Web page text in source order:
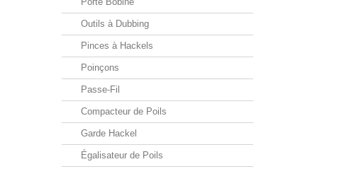
Outils à Dubbing
Pinces à Hackels
Poinçons
Passe-Fil
Compacteur de Poils
Garde Hackel
Égalisateur de Poils